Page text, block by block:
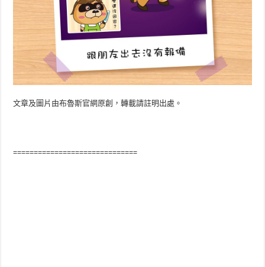
文章及圖片由布魯斯官網原創，轉載請註明出處。
==============================